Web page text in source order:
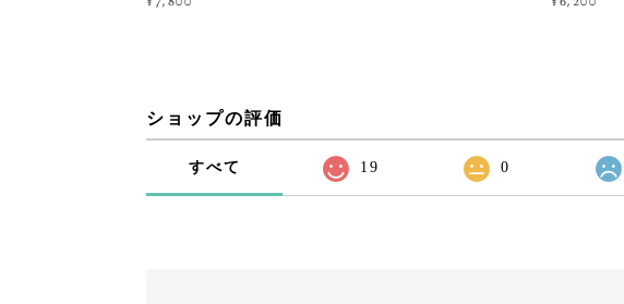
ショップの評価
すべて 19 0